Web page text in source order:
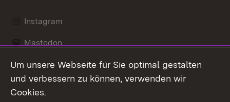
Instagram
Mastodon
Messenger
Um unsere Webseite für Sie optimal gestalten
und verbessern zu können, verwenden wir
Cookies.